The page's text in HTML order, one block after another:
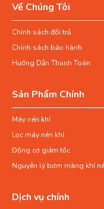
Về Chúng Tôi
Chính sách đổi trả
Chính sách bảo hành
Hướng Dẫn Thanh Toán
Sản Phẩm Chính
Máy nén khí
Lọc máy nén khí
Động cơ giảm tốc
Nguyên lý bơm màng khí
Dịch vụ chính